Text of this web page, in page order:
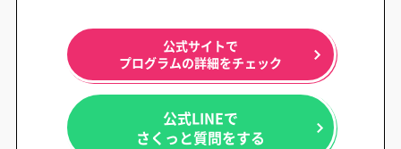
公式サイトで
プログラムの詳細をチェック
公式LINEで
さくっと質問をする